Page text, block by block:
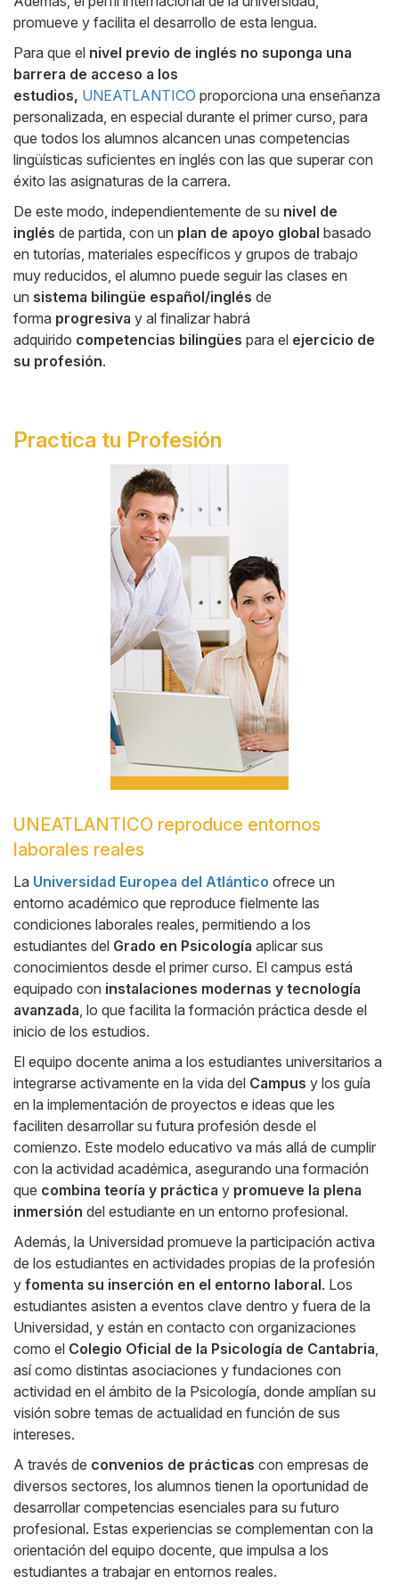
promueve y facilita el desarrollo de esta lengua.
Para que el nivel previo de inglés no suponga una
barrera de acceso a los
estudios, UNEATLANTICO proporciona una enseñanza
personalizada, en especial durante el primer curso, para
que todos los alumnos alcancen unas competencias
lingüísticas suficientes en inglés con las que superar con
éxito las asignaturas de la carrera.
De este modo, independientemente de su nivel de
inglés de partida, con un plan de apoyo global basado
en tutorías, materiales específicos y grupos de trabajo
muy reducidos, el alumno puede seguir las clases en
un sistema bilingüe español/inglés de
forma progresiva y al finalizar habrá
adquirido competencias bilingües para el ejercicio de
su profesión.
Practica tu Profesión
Cuerpo
UNEATLANTICO reproduce entornos
laborales reales
La Universidad Europea del Atlántico ofrece un
entorno académico que reproduce fielmente las
condiciones laborales reales, permitiendo a los
estudiantes del Grado en Psicología aplicar sus
conocimientos desde el primer curso. El campus está
equipado con instalaciones modernas y tecnología
avanzada, lo que facilita la formación práctica desde el
inicio de los estudios.
El equipo docente anima a los estudiantes universitarios a
integrarse activamente en la vida del Campus y los guía
en la implementación de proyectos e ideas que les
faciliten desarrollar su futura profesión desde el
comienzo. Este modelo educativo va más allá de cumplir
con la actividad académica, asegurando una formación
que combina teoría y práctica y promueve la plena
inmersión del estudiante en un entorno profesional.
Además, la Universidad promueve la participación activa
de los estudiantes en actividades propias de la profesión
y fomenta su inserción en el entorno laboral. Los
estudiantes asisten a eventos clave dentro y fuera de la
Universidad, y están en contacto con organizaciones
como el Colegio Oficial de la Psicología de Cantabria,
así como distintas asociaciones y fundaciones con
actividad en el ámbito de la Psicología, donde amplían su
visión sobre temas de actualidad en función de sus
intereses.
A través de convenios de prácticas con empresas de
diversos sectores, los alumnos tienen la oportunidad de
desarrollar competencias esenciales para su futuro
profesional. Estas experiencias se complementan con la
orientación del equipo docente, que impulsa a los
estudiantes a trabajar en entornos reales.